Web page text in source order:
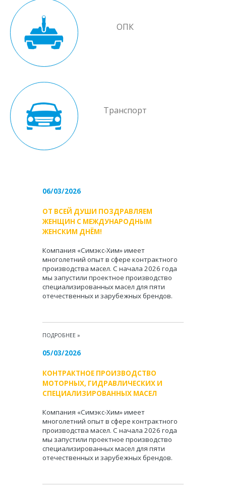
ОПК
Транспорт
06/03/2026
ОТ ВСЕЙ ДУШИ ПОЗДРАВЛЯЕМ
ЖЕНЩИН С МЕЖДУНАРОДНЫМ
ЖЕНСКИМ ДНЁМ!
Компания «Симэкс-Хим» имеет
многолетний опыт в сфере контрактного
производства масел. С начала 2026 года
мы запустили проектное производство
специализированных масел для пяти
отечественных и зарубежных брендов.
ПОДРОБНЕЕ »
05/03/2026
КОНТРАКТНОЕ ПРОИЗВОДСТВО
МОТОРНЫХ, ГИДРАВЛИЧЕСКИХ И
СПЕЦИАЛИЗИРОВАННЫХ МАСЕЛ
Компания «Симэкс-Хим» имеет
многолетний опыт в сфере контрактного
производства масел. С начала 2026 года
мы запустили проектное производство
специализированных масел для пяти
отечественных и зарубежных брендов.